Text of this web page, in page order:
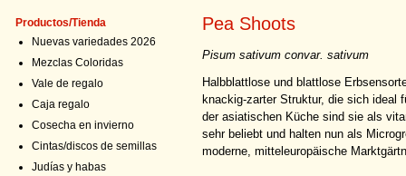
Productos/Tienda
Nuevas variedades 2026
Mezclas Coloridas
Vale de regalo
Caja regalo
Cosecha en invierno
Cintas/discos de semillas
Judías y habas
Pea Shoots
Pisum sativum convar. sativum
Halbblattlose und blattlose
knackig-zarter Struktur, die sich ideal
der asiatischen Küche sind sie als
sehr beliebt und halten nun als
moderne, mitteleuropäische